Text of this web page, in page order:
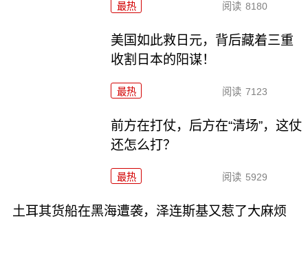
最热 阅读 8180
美国如此救日元，背后藏着三重
收割日本的阳谋！
最热 阅读 7123
前方在打仗，后方在“清场”，这仗
还怎么打？
最热 阅读 5929
土耳其货船在黑海遭袭，泽连斯基又惹了大麻烦